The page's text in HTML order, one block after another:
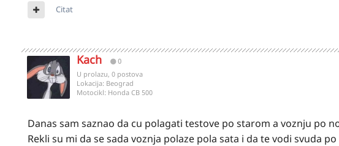
Citat
Kach 0
U prolazu, 0 postova
Lokacija: Beograd
Motocikl: Honda CB 500
Danas sam saznao da cu polagati testove po starom a voznju po
Rekli su mi da se sada voznja polaze pola sata i da te vodi svuda